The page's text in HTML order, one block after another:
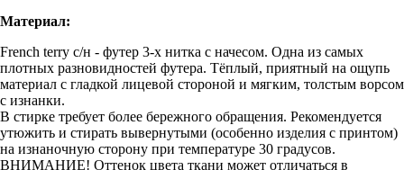
Материал:
French terry с/н - футер 3-х нитка с начесом. Одна из самых
плотных разновидностей футера. Тёплый, приятный на ощупь
материал с гладкой лицевой стороной и мягким, толстым ворсом
с изнанки.
В стирке требует более бережного обращения. Рекомендуется
утюжить и стирать вывернутыми (особенно изделия с принтом)
на изнаночную сторону при температуре 30 градусов.
ВНИМАНИЕ! Оттенок цвета ткани может отличаться в